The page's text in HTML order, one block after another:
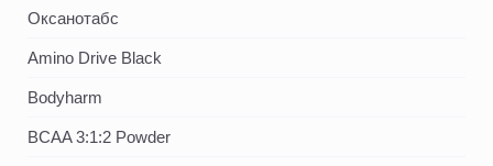
Оксанотабс
Amino Drive Black
Bodyharm
BCAA 3:1:2 Powder